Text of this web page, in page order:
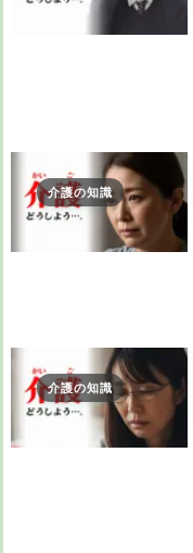
介護の知識
介護の知識